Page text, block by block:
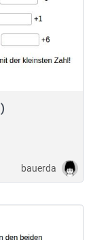
bauerda